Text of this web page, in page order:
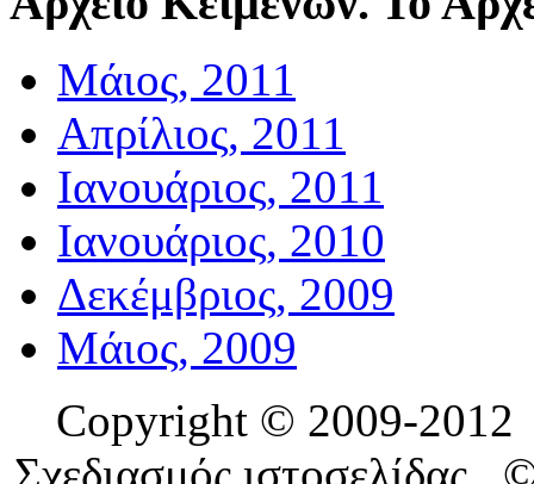
Μάιος, 2011
Απρίλιος, 2011
Ιανουάριος, 2011
Ιανουάριος, 2010
Δεκέμβριος, 2009
Μάιος, 2009
Copyright © 2009-